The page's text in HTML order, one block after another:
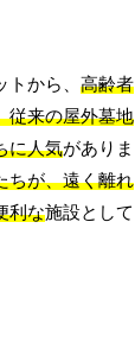
トから、高齢者
従来の屋外墓地
に人気がありま
ちが、遠く離れ
利な施設として